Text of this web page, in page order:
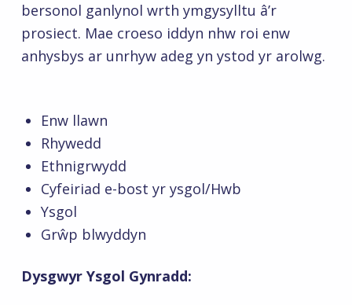
bersonol ganlynol wrth ymgysylltu â’r
prosiect. Mae croeso iddyn nhw roi enw
anhysbys ar unrhyw adeg yn ystod yr arolwg.
Enw llawn
Rhywedd
Ethnigrwydd
Cyfeiriad e-bost yr ysgol/Hwb
Ysgol
Grŵp blwyddyn
Dysgwyr Ysgol Gynradd: